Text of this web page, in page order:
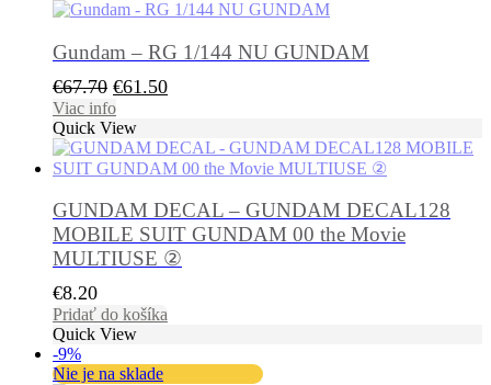
Gundam – RG 1/144 NU GUNDAM
€67.70 Pôvodná
cena
bola:
€67.70.
€61.50Aktuálna
€61.50.
Viac info
Quick View
GUNDAM DECAL – GUNDAM DECAL128
MOBILE SUIT GUNDAM 00 the Movie
MULTIUSE ②
€8.20
Pridať do košíka
Quick View
-9%
Nie je na sklade